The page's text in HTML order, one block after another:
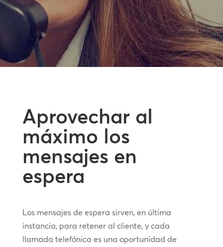
Aprovechar al
máximo los
mensajes en
espera
Los mensajes de espera sirven, en última
instancia, para retener al cliente, y cada
llamada telefónica es una oportunidad de